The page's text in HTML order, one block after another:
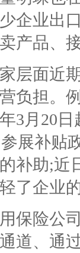
企业出
产品、
层面近
负担。
3月20
展补贴
补助;近
了企业
保险公
道、通